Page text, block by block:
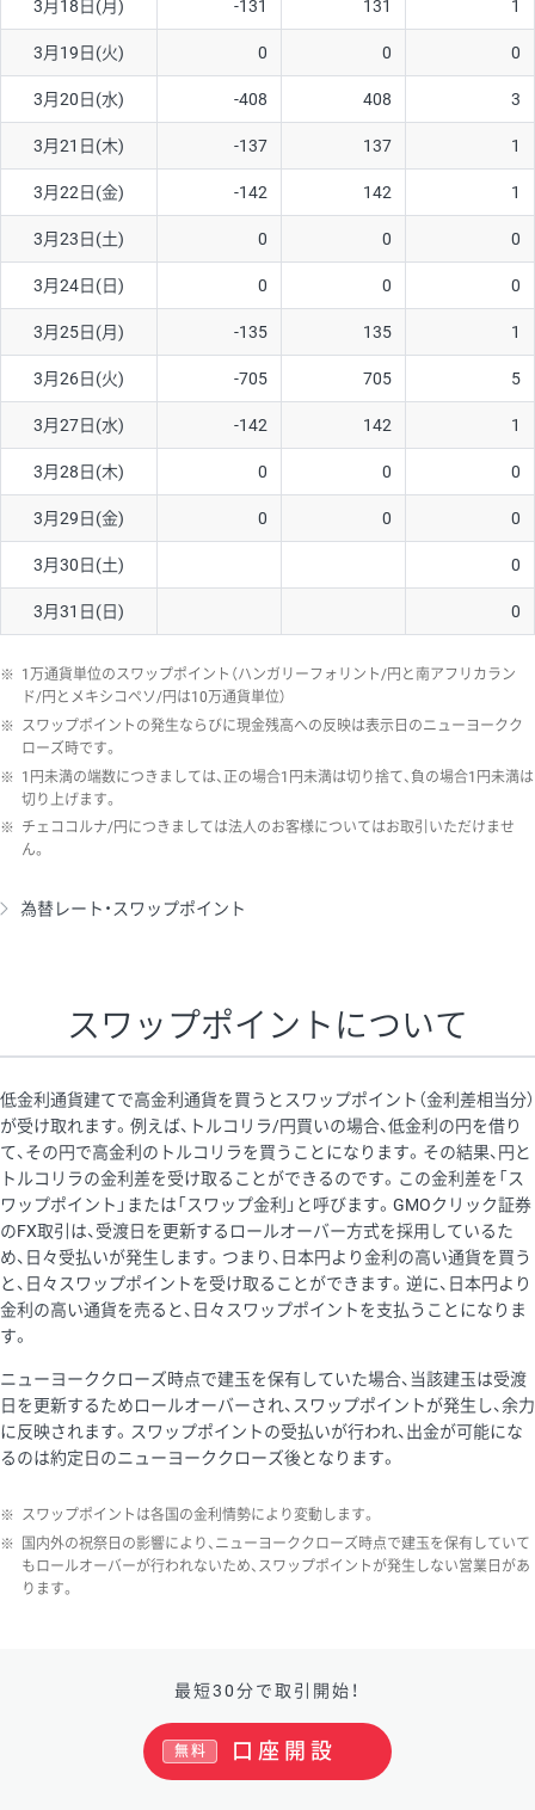
ソ/円は10万通貨単位。
3月18日(月) -131 131 1
3月19日(火) 0 0 0
3月20日(水) -408 408 3
3月21日(木) -137 137 1
3月22日(金) -142 142 1
3月23日(土) 0 0 0
3月24日(日) 0 0 0
3月25日(月) -135 135 1
3月26日(火) -705 705 5
3月27日(水) -142 142 1
3月28日(木) 0 0 0
3月29日(金) 0 0 0
3月30日(土) 0
3月31日(日) 0
※ 1万通貨単位のスワップポイント（ハンガリーフォリント/円と南アフリカラン
ド/円とメキシコペソ/円は10万通貨単位）
※ スワップポイントの発生ならびに現金残高への反映は表示日のニューヨークク
ローズ時です。
※ 1円未満の端数につきましては、正の場合1円未満は切り捨て、負の場合1円未満は
切り上げます。
※ チェココルナ/円につきましては法人のお客様についてはお取引いただけませ
ん。
為替レート・スワップポイント
スワップポイントについて
低金利通貨建てで高金利通貨を買うとスワップポイント（金利差相当分）
が受け取れます。例えば、トルコリラ/円買いの場合、低金利の円を借り
て、その円で高金利のトルコリラを買うことになります。その結果、円と
トルコリラの金利差を受け取ることができるのです。この金利差を「ス
ワップポイント」または「スワップ金利」と呼びます。GMOクリック証券
のFX取引は、受渡日を更新するロールオーバー方式を採用しているた
め、日々受払いが発生します。つまり、日本円より金利の高い通貨を買う
と、日々スワップポイントを受け取ることができます。逆に、日本円より
金利の高い通貨を売ると、日々スワップポイントを支払うことになりま
す。
ニューヨーククローズ時点で建玉を保有していた場合、当該建玉は受渡
日を更新するためロールオーバーされ、スワップポイントが発生し、余力
に反映されます。スワップポイントの受払いが行われ、出金が可能にな
るのは約定日のニューヨーククローズ後となります。
※ スワップポイントは各国の金利情勢により変動します。
※
国内外の祝祭日の影響により、ニューヨーククローズ時点で建玉を保有していて
もロールオーバーが行われないため、スワップポイントが発生しない営業日があ
ります。
最短30分で取引開始！
口座開設
無料